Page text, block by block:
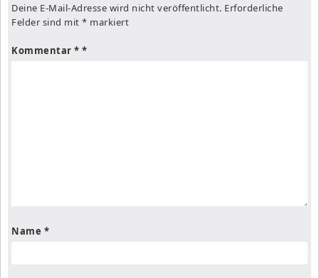
Deine E-Mail-Adresse wird nicht veröffentlicht. Erforderliche
Felder sind mit * markiert
Kommentar *
Name *